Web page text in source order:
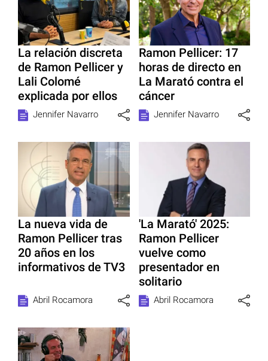
La relación discreta
de Ramon Pellicer y
Lali Colomé
explicada por ellos
Jennifer Navarro
Ramon Pellicer: 17
horas de directo en
La Marató contra el
cáncer
Jennifer Navarro
La nueva vida de
Ramon Pellicer tras
20 años en los
informativos de TV3
Abril Rocamora
'La Marató' 2025:
Ramon Pellicer
vuelve como
presentador en
solitario
Abril Rocamora